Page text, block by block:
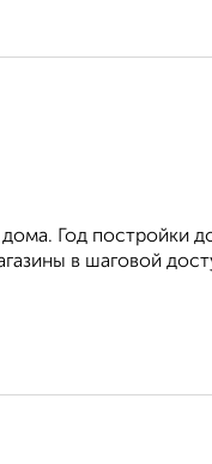
Год постройки
в шаговой